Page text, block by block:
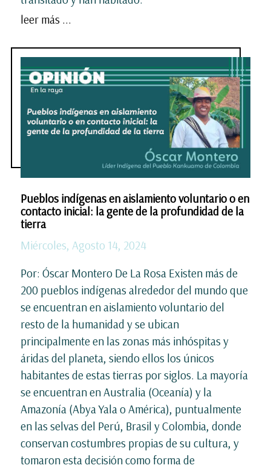
leer más ...
Pueblos indígenas en aislamiento voluntario o en
contacto inicial: la gente de la profundidad de la
tierra
Miércoles, Agosto 14, 2024
Por: Óscar Montero De La Rosa Existen más de
200 pueblos indígenas alrededor del mundo que
se encuentran en aislamiento voluntario del
resto de la humanidad y se ubican
principalmente en las zonas más inhóspitas y
áridas del planeta, siendo ellos los únicos
habitantes de estas tierras por siglos. La mayoría
se encuentran en Australia (Oceanía) y la
Amazonía (Abya Yala o América), puntualmente
en las selvas del Perú, Brasil y Colombia, donde
conservan costumbres propias de su cultura, y
tomaron esta decisión como forma de